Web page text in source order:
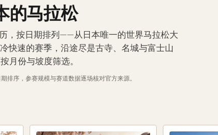
的马拉松
，按日期排列——从日本唯一的世界马拉松大
快速的赛季，沿途尽是古寺、名城与富士山
月份与坡度筛选。
排序，参赛规模与赛道数据逐场核对官方来源。